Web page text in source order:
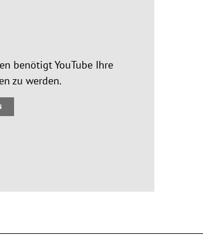
benötigt YouTube Ihre
zu werden.